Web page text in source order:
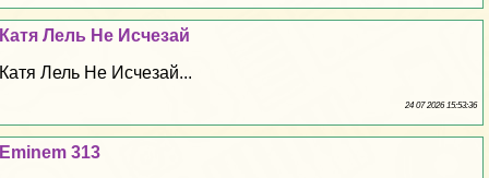
Катя Лель Не Исчезай
Катя Лель Не Исчезай...
24 07 2026 15:53:36
Eminem 313